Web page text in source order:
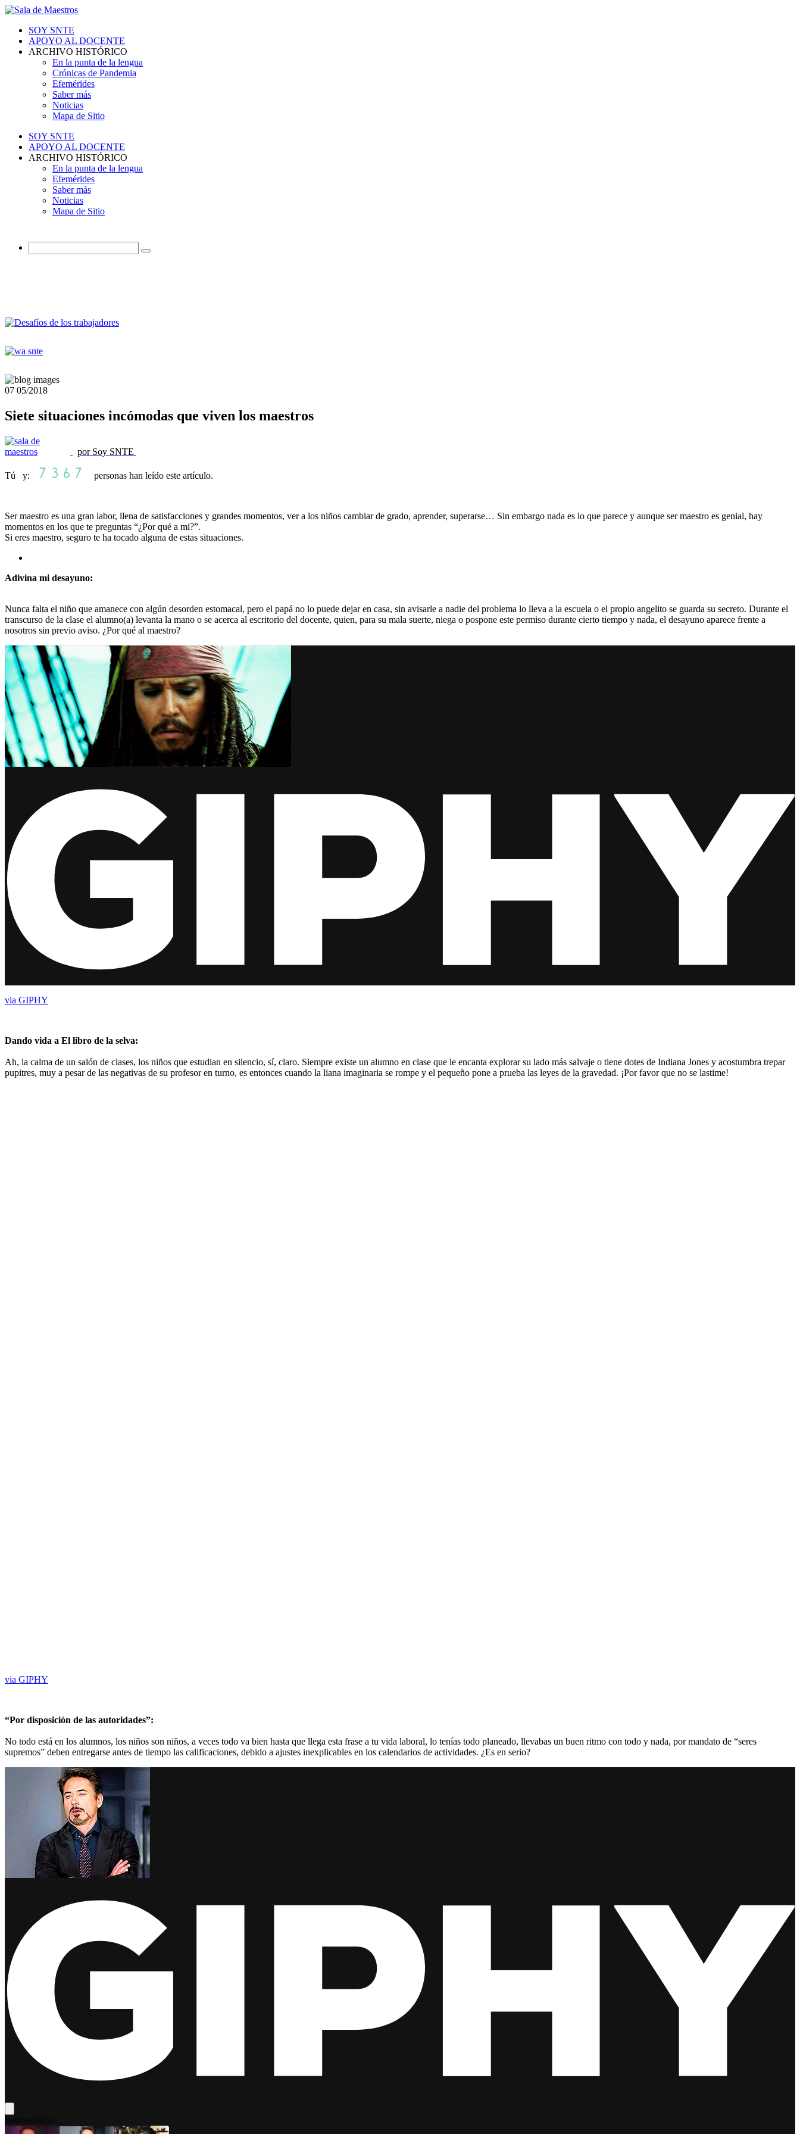
SOY SNTE
APOYO AL DOCENTE
ARCHIVO HISTÓRICO
En la punta de la lengua
Crónicas de Pandemia
Efemérides
Saber más
Noticias
Mapa de Sitio
SOY SNTE
APOYO AL DOCENTE
ARCHIVO HISTÓRICO
En la punta de la lengua
Efemérides
Saber más
Noticias
Mapa de Sitio
07 05/2018
Siete situaciones incómodas que viven los maestros
por Soy SNTE
Tú y: personas han leído este artículo.
Ser maestro es una gran labor, llena de satisfacciones y grandes momentos, ver a los niños cambiar de grado, aprender, superarse… Sin embargo nada es lo que parece y aunque ser maestro es genial, hay
momentos en los que te preguntas “¿Por qué a mi?”.
Si eres maestro, seguro te ha tocado alguna de estas situaciones.
Adivina mi desayuno:
Nunca falta el niño que amanece con algún desorden estomacal, pero el papá no lo puede dejar en casa, sin avisarle a nadie del problema lo lleva a la escuela o el propio angelito se guarda su secreto. Durante el
transcurso de la clase el alumno(a) levanta la mano o se acerca al escritorio del docente, quien, para su mala suerte, niega o pospone este permiso durante cierto tiempo y nada, el desayuno aparece frente a
nosotros sin previo aviso. ¿Por qué al maestro?
via GIPHY
Dando vida a El libro de la selva:
Ah, la calma de un salón de clases, los niños que estudian en silencio, sí, claro. Siempre existe un alumno en clase que le encanta explorar su lado más salvaje o tiene dotes de Indiana Jones y acostumbra trepar
pupitres, muy a pesar de las negativas de su profesor en turno, es entonces cuando la liana imaginaria se rompe y el pequeño pone a prueba las leyes de la gravedad. ¡Por favor que no se lastime!
via GIPHY
“Por disposición de las autoridades”:
No todo está en los alumnos, los niños son niños, a veces todo va bien hasta que llega esta frase a tu vida laboral, lo tenías todo planeado, llevabas un buen ritmo con todo y nada, por mandato de “seres
supremos” deben entregarse antes de tiempo las calificaciones, debido a ajustes inexplicables en los calendarios de actividades. ¿Es en serio?